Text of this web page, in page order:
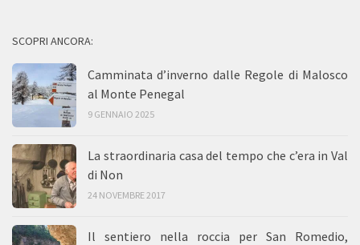
SCOPRI ANCORA:
Camminata d’inverno dalle Regole di Malosco
al Monte Penegal
9 GENNAIO 2025
La straordinaria casa del tempo che c’era in Val
di Non
24 NOVEMBRE 2017
Il sentiero nella roccia per San Romedio,